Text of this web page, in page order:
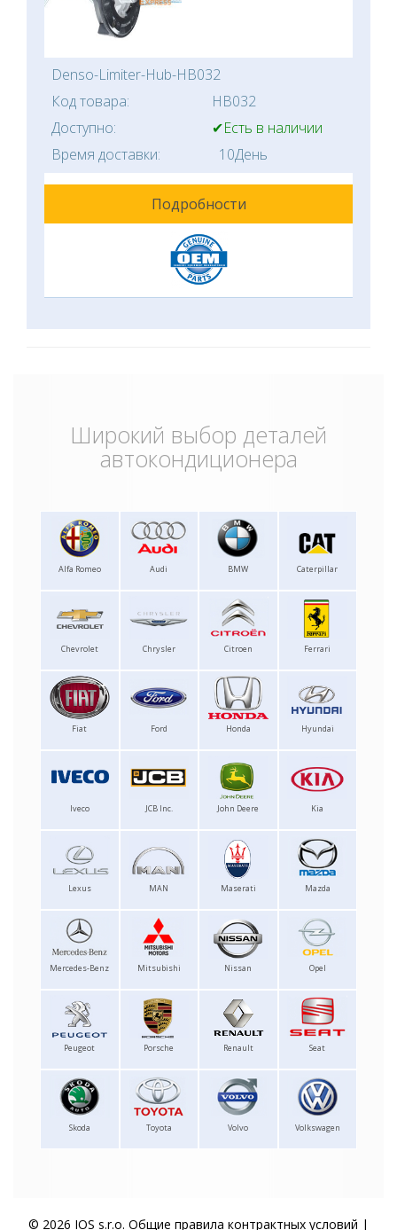
Denso-Limiter-Hub-HB032
Код товара:
HB032
Доступно:
✔Есть в наличии
Время доставки:
10День
Подробности
Широкий выбор деталей
автокондиционера
Alfa Romeo Audi BMW Caterpillar
Chevrolet Chrysler Citroen Ferrari
Fiat Ford Honda Hyundai
Iveco JCB Inc. John Deere Kia
Lexus MAN Maserati Mazda
Mercedes-Benz Mitsubishi Nissan Opel
Peugeot Porsche Renault Seat
Skoda Toyota Volvo Volkswagen
© 2026 IOS s.r.o. Общие правила контрактных условий |